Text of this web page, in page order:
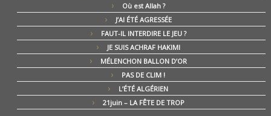
Où est Allah ?
J’AI ÉTÉ AGRESSÉE
FAUT-IL INTERDIRE LE JEU ?
JE SUIS ACHRAF HAKIMI
MÉLENCHON BALLON D’OR
PAS DE CLIM !
L’ÉTÉ ALGÉRIEN
21juin – LA FÊTE DE TROP